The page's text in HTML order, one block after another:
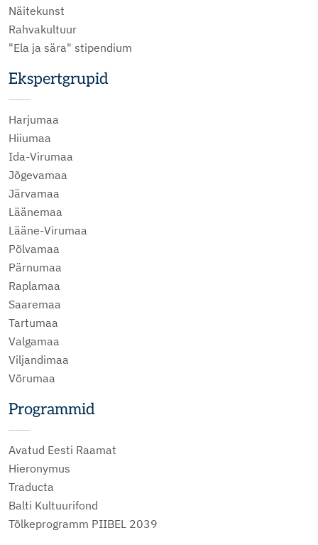
Näitekunst
Rahvakultuur
"Ela ja sära" stipendium
Ekspertgrupid
Harjumaa
Hiiumaa
Ida-Virumaa
Jõgevamaa
Järvamaa
Läänemaa
Lääne-Virumaa
Põlvamaa
Pärnumaa
Raplamaa
Saaremaa
Tartumaa
Valgamaa
Viljandimaa
Võrumaa
Programmid
Avatud Eesti Raamat
Hieronymus
Traducta
Balti Kultuurifond
Tõlkeprogramm PIIBEL 2039